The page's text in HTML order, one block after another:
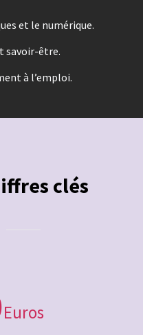
et le numérique.
savoir-être.
à l’emploi.
clés
Euros